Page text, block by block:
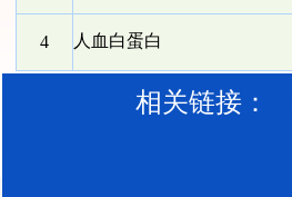
4 人血白蛋白
相关链接：